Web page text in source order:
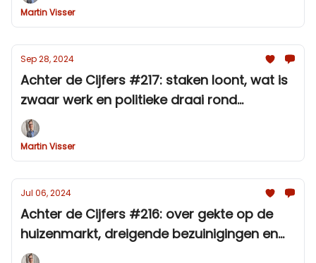
Martin Visser
Sep 28, 2024
Achter de Cijfers #217: staken loont, wat is
zwaar werk en politieke draai rond
ondernemers
Martin Visser
Jul 06, 2024
Achter de Cijfers #216: over gekte op de
huizenmarkt, dreigende bezuinigingen en
dilemma's voor Agema